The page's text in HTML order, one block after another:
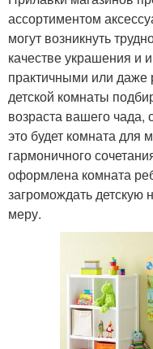
ассортиментом
могут возникнуть
качестве украшения и
практичными или
детской комнаты
возраста вашего чада,
это будет комната для
гармоничного
оформлена комната
загромождать детскую
меру.